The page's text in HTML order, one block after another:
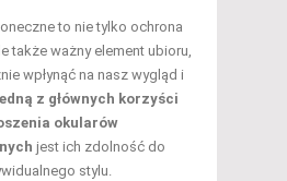
to nie tylko ochrona
także ważny element ubioru,
wpłynąć na nasz wygląd i
z głównych korzyści
okularów
jest ich zdolność do
stylu.